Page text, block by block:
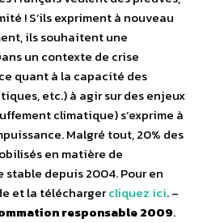
! S’ils expriment à nouveau
ils souhaitent une
un contexte de crise
quant à la capacité des
etc.) à agir sur des enjeux
climatique) s’exprime à
Malgré tout, 20% des
en matière de
stable depuis 2004. Pour en
et la téléchargercliquez ici. –
responsable 2009.